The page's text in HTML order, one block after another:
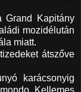
Grand Kapitány
mozidélután
miatt.
átszőve
karácsonyig
Kellemes